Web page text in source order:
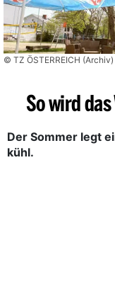
© TZ ÖSTERREICH (Archiv)
So wird
Der Sommer legt
kühl.